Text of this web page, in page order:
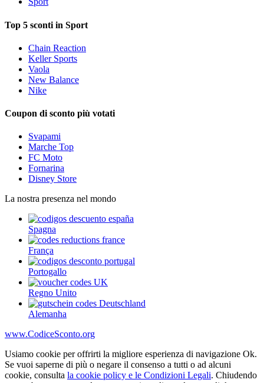
Top 5 sconti in Sport
Chain Reaction
Keller Sports
Vaola
New Balance
Nike
Coupon di sconto più votati
Svapami
Marche Top
FC Moto
Fornarina
Disney Store
La nostra presenza nel mondo
Spagna
França
Portogallo
Regno Unito
Alemanha
www.CodiceSconto.org
Usiamo cookie per offrirti la migliore esperienza di navigazione Ok.
Se vuoi saperne di più o negare il consenso a tutti o ad alcuni
cookie, consulta la cookie policy e le Condizioni Legali. Chiudendo